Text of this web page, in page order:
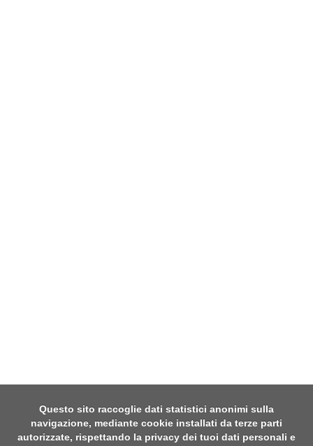
Questo sito raccoglie dati statistici anonimi sulla
navigazione, mediante cookie installati da terze parti
autorizzate, rispettando la privacy dei tuoi dati personali e